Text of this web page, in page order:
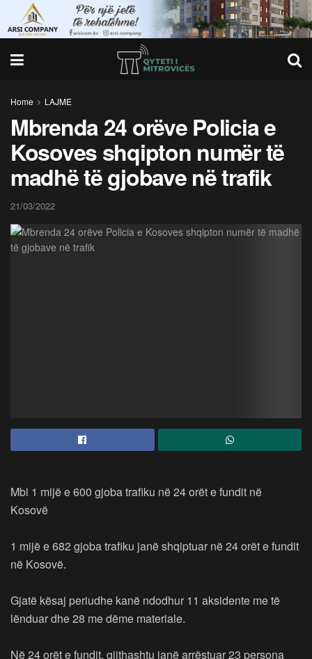
Home LAJME
Mbrenda 24 orëve Policia e
Kosoves shqipton numër të
madhë të gjobave në trafik
21/03/2022
Mbi 1 mijë e 600 gjoba trafiku në 24 orët e fundit në
Kosovë
1 mijë e 682 gjoba trafiku janë shqiptuar në 24 orët e fundit
në Kosovë.
Gjatë kësaj periudhe kanë ndodhur 11 aksidente me të
lënduar dhe 28 me dëme materiale.
Në 24 orët e fundit, gjithashtu janë arrëstuar 23 persona